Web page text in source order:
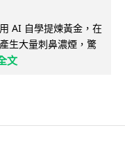
AI 自學提煉黃金，在
生大量刺鼻濃煙，驚
文